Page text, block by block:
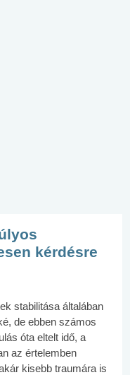
kérdésre
stabilitása általában
de ebben számos
óta eltelt idő, a
az értelemben
kisebb traumára is